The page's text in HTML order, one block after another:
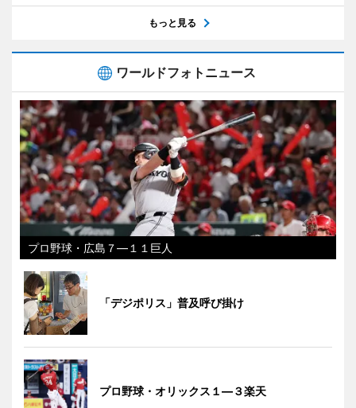
もっと見る
ワールドフォトニュース
プロ野球・広島７―１１巨人
「デジポリス」普及呼び掛け
プロ野球・オリックス１―３楽天